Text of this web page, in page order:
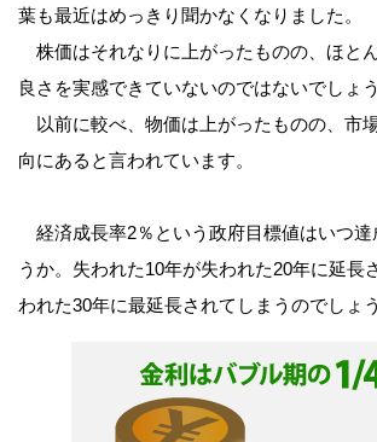
葉も最近はめっきり聞かなくなりました。
株価はそれなりに上がったものの、ほと
良さを実感できていないのではないでしょう
以前に較べ、物価は上がったものの、市
向にあると言われています。
経済成長率2％という政府目標値はいつ達
うか。失われた10年が失われた20年に延長
われた30年に最延長されてしまうのでしょう